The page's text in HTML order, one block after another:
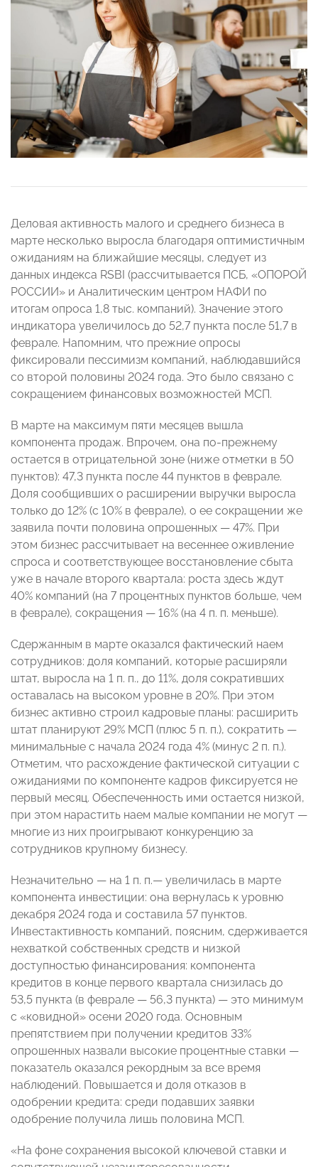
Деловая активность малого и среднего бизнеса в
марте несколько выросла благодаря оптимистичным
ожиданиям на ближайшие месяцы, следует из
данных индекса RSBI (рассчитывается ПСБ, «ОПОРОЙ
РОССИИ» и Аналитическим центром НАФИ по
итогам опроса 1,8 тыс. компаний). Значение этого
индикатора увеличилось до 52,7 пункта после 51,7 в
феврале. Напомним, что прежние опросы
фиксировали пессимизм компаний, наблюдавшийся
со второй половины 2024 года. Это было связано с
сокращением финансовых возможностей МСП.
В марте на максимум пяти месяцев вышла
компонента продаж. Впрочем, она по-прежнему
остается в отрицательной зоне (ниже отметки в 50
пунктов): 47,3 пункта после 44 пунктов в феврале.
Доля сообщивших о расширении выручки выросла
только до 12% (с 10% в феврале), о ее сокращении же
заявила почти половина опрошенных — 47%. При
этом бизнес рассчитывает на весеннее оживление
спроса и соответствующее восстановление сбыта
уже в начале второго квартала: роста здесь ждут
40% компаний (на 7 процентных пунктов больше, чем
в феврале), сокращения — 16% (на 4 п. п. меньше).
Сдержанным в марте оказался фактический наем
сотрудников: доля компаний, которые расширяли
штат, выросла на 1 п. п., до 11%, доля сокративших
оставалась на высоком уровне в 20%. При этом
бизнес активно строил кадровые планы: расширить
штат планируют 29% МСП (плюс 5 п. п.), сократить —
минимальные с начала 2024 года 4% (минус 2 п. п.).
Отметим, что расхождение фактической ситуации с
ожиданиями по компоненте кадров фиксируется не
первый месяц. Обеспеченность ими остается низкой,
при этом нарастить наем малые компании не могут —
многие из них проигрывают конкуренцию за
сотрудников крупному бизнесу.
Незначительно — на 1 п. п.— увеличилась в марте
компонента инвестиции: она вернулась к уровню
декабря 2024 года и составила 57 пунктов.
Инвестактивность компаний, поясним, сдерживается
нехваткой собственных средств и низкой
доступностью финансирования: компонента
кредитов в конце первого квартала снизилась до
53,5 пункта (в феврале — 56,3 пункта) — это минимум
с «ковидной» осени 2020 года. Основным
препятствием при получении кредитов 33%
опрошенных назвали высокие процентные ставки —
показатель оказался рекордным за все время
наблюдений. Повышается и доля отказов в
одобрении кредита: среди подавших заявки
одобрение получила лишь половина МСП.
«На фоне сохранения высокой ключевой ставки и